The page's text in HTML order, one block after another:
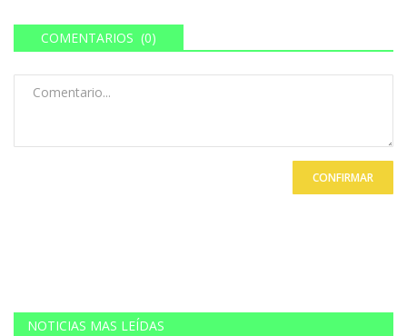
COMENTARIOS (0)
CONFIRMAR
NOTICIAS MAS LEÍDAS